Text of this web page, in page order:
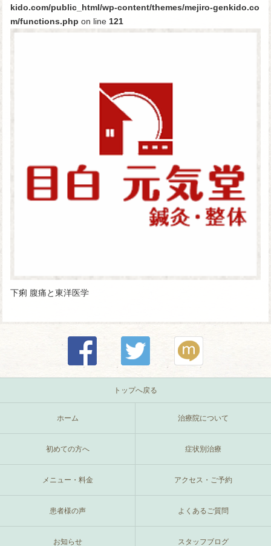
kido.com/public_html/wp-content/themes/mejiro-genkido.co
m/functions.php on line 121
下痢 腹痛と東洋医学
トップへ戻る
ホーム 治療院について
初めての方へ 症状別治療
メニュー・料金 アクセス・ご予約
患者様の声 よくあるご質問
お知らせ スタッフブログ